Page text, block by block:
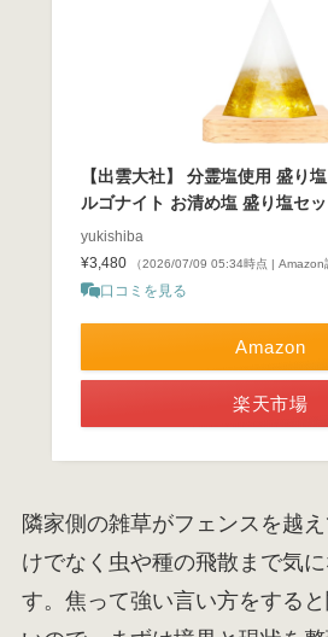
【出雲大社】 分霊塩使用 盛り
ルゴナイト お清め塩 盛り塩セッ
yukishiba
¥3,480
（2026/07/09 05:34時点 | Amazon
口コミを見る
Amazon
楽天市場
隣家側の雑草がフェンスを越
けでなく虫や種の飛散まで気
す。焦って強い言い方をする